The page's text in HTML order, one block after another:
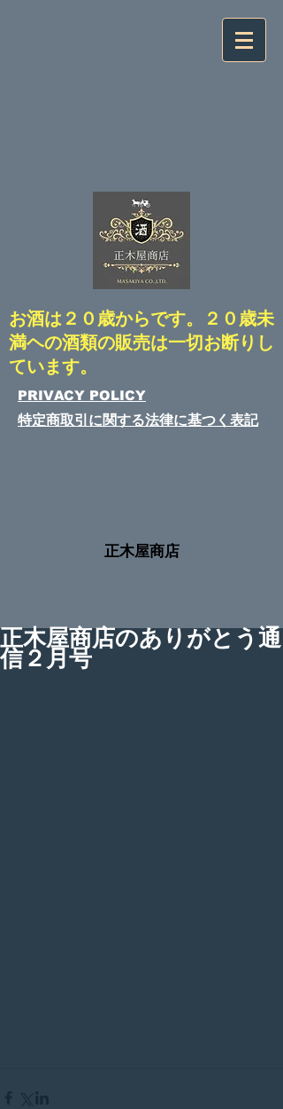
​お酒は２０歳からです。２０歳未
満ヘの酒類の販売は一切お断りし
ています。
​PRIVACY POLICY
特定商取引に関する法律​に基つく表記
​正木屋商店
正木屋商店のありがとう通
信２月号